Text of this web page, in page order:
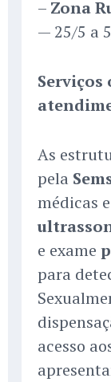
– Zona
— 25/5 a
As
pela
médicas
e exame
para
acesso